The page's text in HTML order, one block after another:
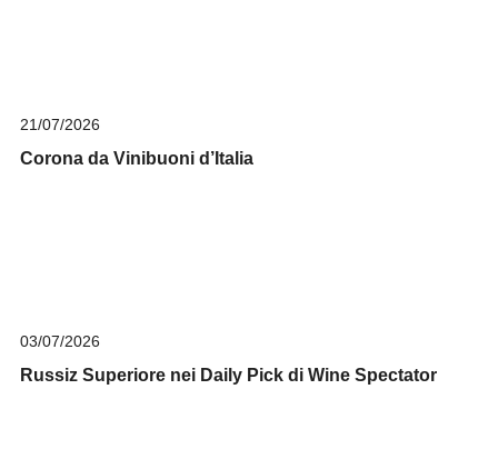
21/07/2026
Corona da Vinibuoni d’Italia
03/07/2026
Russiz Superiore nei Daily Pick di Wine Spectator